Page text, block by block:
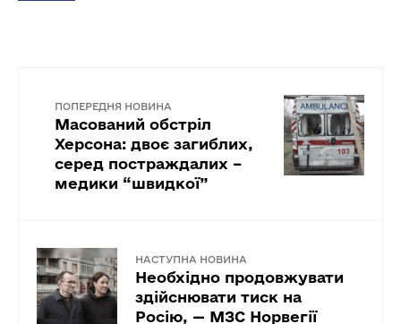
ПОПЕРЕДНЯ НОВИНА
Масований обстріл
Херсона: двоє загиблих,
серед постраждалих –
медики “швидкої”
НАСТУПНА НОВИНА
Необхідно продовжувати
здійснювати тиск на
Росію, — МЗС Норвегії